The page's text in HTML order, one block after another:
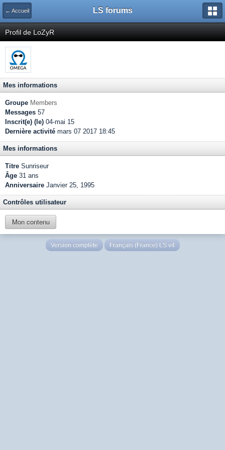
← Accueil LS forums
Profil de LoZyR
Mes informations
Groupe Members
Messages 57
Inscrit(e) (le) 04-mai 15
Dernière activité mars 07 2017 18:45
Mes informations
Titre Sunriseur
Âge 31 ans
Anniversaire Janvier 25, 1995
Contrôles utilisateur
Mon contenu
Version complète Français (France) LS v4